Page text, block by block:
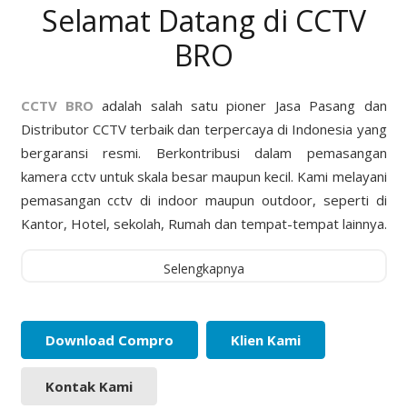
Selamat Datang di CCTV
BRO
CCTV BRO adalah salah satu pioner Jasa Pasang dan
Distributor CCTV terbaik dan terpercaya di Indonesia yang
bergaransi resmi. Berkontribusi dalam pemasangan
kamera cctv untuk skala besar maupun kecil. Kami melayani
pemasangan cctv di indoor maupun outdoor, seperti di
Kantor, Hotel, sekolah, Rumah dan tempat-tempat lainnya.
Selengkapnya
Download Compro Klien Kami
Kontak Kami